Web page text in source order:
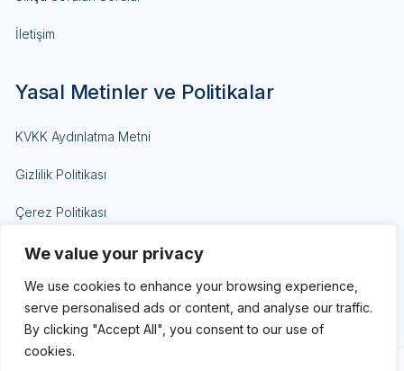
We value your privacy
We use cookies to enhance your browsing experience,
serve personalised ads or content, and analyse our traffic.
By clicking "Accept All", you consent to our use of
cookies.
İletişim
Yasal Metinler ve Politikalar
KVKK Aydınlatma Metni
Gizlilik Politikası
Çerez Politikası
Site Kullanım Koşulları
Ticari Elektronik İleti İzni